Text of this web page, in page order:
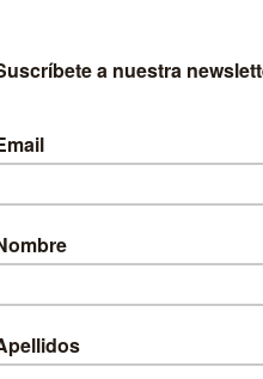
es licenciada en
Pública de Navarra (2001)
(2014) con una tesis doctoral
a la profesional.
de la Enfermería y